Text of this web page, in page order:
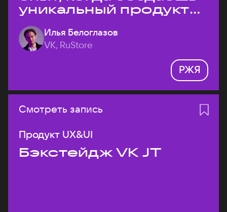
уникальный продукт
на рынке?
Илья Белоглазов
VK, RuStore
РЖЯ
Смотреть запись
Продукт UX&UI
Бэкстейдж VK JT